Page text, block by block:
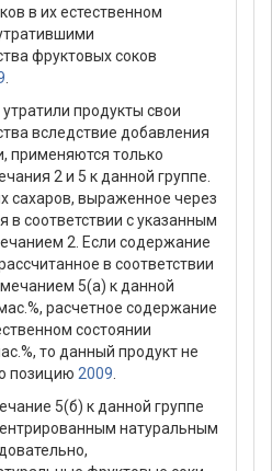
в их естественном
фруктовых соков
продукты свои
вследствие добавления
применяются только
2 и 5 к данной группе.
сахаров, выраженное через
в соответствии с указанным
2. Если содержание
в соответствии
5(а) к данной
расчетное содержание
состоянии
то данный продукт не
позицию 2009
5(б) к данной группе
натуральным